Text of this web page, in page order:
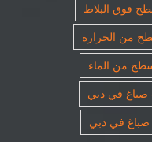
فوق البلاط
من الحرارة
من الماء
في دبي
في دبي